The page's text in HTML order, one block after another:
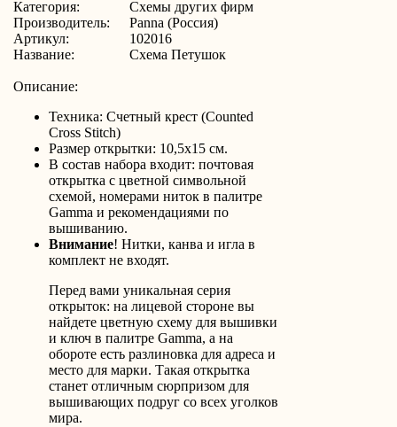
Категория:
Схемы других фирм
Производитель:
Panna (Россия)
Артикул:
102016
Название:
Схема Петушок
Описание:
Техника: Счетный крест (Counted
Cross Stitch)
Размер открытки: 10,5х15 см.
В состав набора входит: почтовая
открытка с цветной символьной
схемой, номерами ниток в палитре
Gamma и рекомендациями по
вышиванию.
Внимание! Нитки, канва и игла в
комплект не входят.
Перед вами уникальная серия
открыток: на лицевой стороне вы
найдете цветную схему для вышивки
и ключ в палитре Gamma, а на
обороте есть разлиновка для адреса и
место для марки. Такая открытка
станет отличным сюрпризом для
вышивающих подруг со всех уголков
мира.